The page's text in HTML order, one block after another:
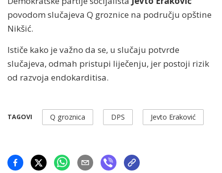
povodom slučajeva Q groznice na području opštine
Nikšić.
Ističe kako je važno da se, u slučaju potvrde
slučajeva, odmah pristupi liječenju, jer postoji rizik
od razvoja endokarditisa.
TAGOVI Q groznica DPS Jevto Eraković